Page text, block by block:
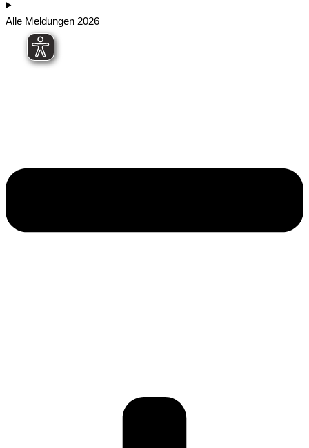
Alle Meldungen 2026